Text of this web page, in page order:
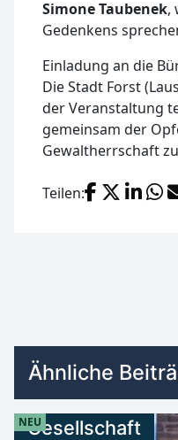
Simone Taubenek,
Gedenkens
Einladung an die
Die Stadt Forst
der Veranstaltung
gemeinsam der
Gewaltherrschaft
Teilen: Facebook
X
Ähnliche
Gesellschaft
NEU